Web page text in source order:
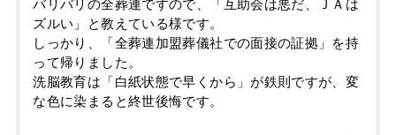
バリバリの全葬連ですので、「互助会は悪だ、ＪＡは
ズルい」と教えている様です。
しっかり、「全葬連加盟葬儀社での面接の証拠」を持
って帰りました。
洗脳教育は「白紙状態で早くから」が鉄則ですが、変
な色に染まると終世後悔です。